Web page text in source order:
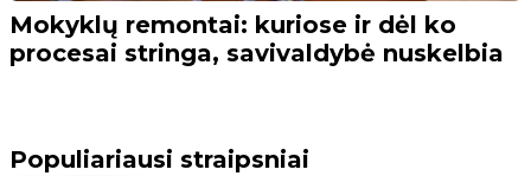
Mokyklų remontai: kuriose ir dėl ko
procesai stringa, savivaldybė nuskelbia
Populiariausi straipsniai